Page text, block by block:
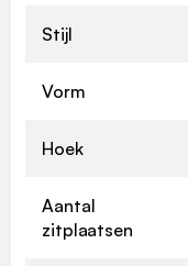
Stijl
Vorm
Hoek
Aantal
zitplaatsen